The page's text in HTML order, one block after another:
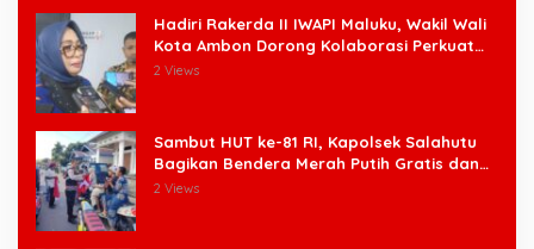
Hadiri Rakerda II IWAPI Maluku, Wakil Wali
Kota Ambon Dorong Kolaborasi Perkuat
UMKM dan Pengusaha Perempuan
2 Views
Sambut HUT ke-81 RI, Kapolsek Salahutu
Bagikan Bendera Merah Putih Gratis dan
Ajak Warga Kobarkan Semangat
2 Views